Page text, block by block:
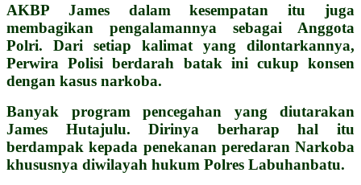
AKBP James dalam kesempatan itu juga
membagikan pengalamannya sebagai Anggota
Polri. Dari setiap kalimat yang dilontarkannya,
Perwira Polisi berdarah batak ini cukup konsen
dengan kasus narkoba.
Banyak program pencegahan yang diutarakan
James Hutajulu. Dirinya berharap hal itu
berdampak kepada penekanan peredaran Narkoba
khususnya diwilayah hukum Polres Labuhanbatu.